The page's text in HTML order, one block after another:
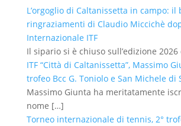
L’orgoglio di Caltanissetta in campo: il
ringraziamenti di Claudio Miccichè
Internazionale ITF
Il sipario si è chiuso sull’edizione 2026
ITF “Città di Caltanissetta”, Massimo
trofeo Bcc G. Toniolo e San Michele di
Massimo Giunta ha meritatamente
nome […]
Torneo internazionale di tennis, 2°